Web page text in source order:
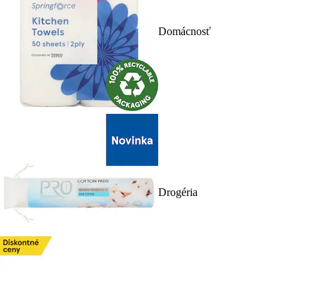
Domácnosť
Drogéria